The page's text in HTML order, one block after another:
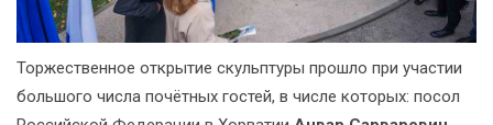
Торжественное открытие скульптуры прошло при участии
большого числа почётных гостей, в числе которых: посол